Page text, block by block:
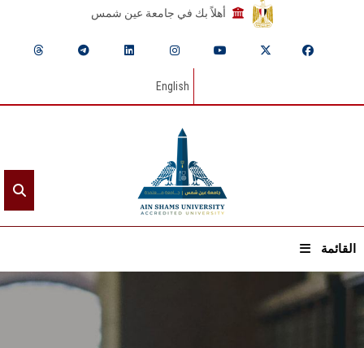
أهلاً بك في جامعة عين شمس
English
القائمة